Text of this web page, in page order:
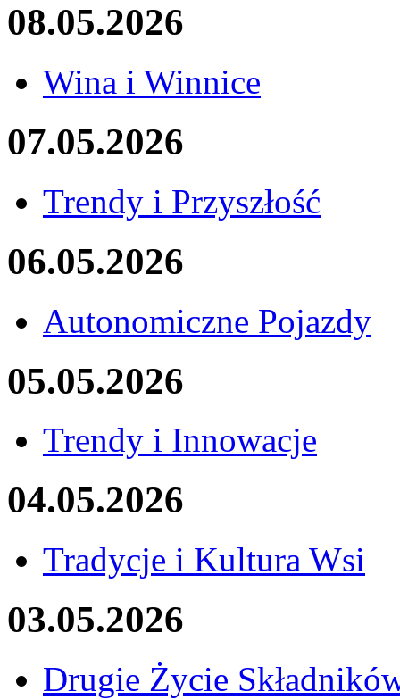
08.05.2026
Wina i Winnice
07.05.2026
Trendy i Przyszłość
06.05.2026
Autonomiczne Pojazdy
05.05.2026
Trendy i Innowacje
04.05.2026
Tradycje i Kultura Wsi
03.05.2026
Drugie Życie